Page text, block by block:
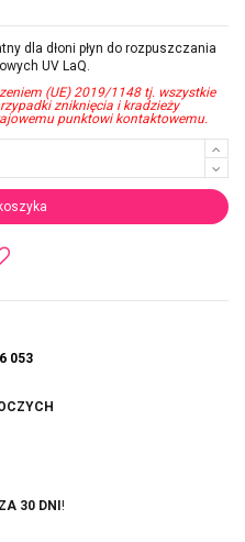
dla dłoni płyn do rozpuszczania
UV LaQ.
(UE) 2019/1148 tj. wszystkie
zniknięcia i kradzieży
punktowi kontaktowemu.
053
30 DNI !